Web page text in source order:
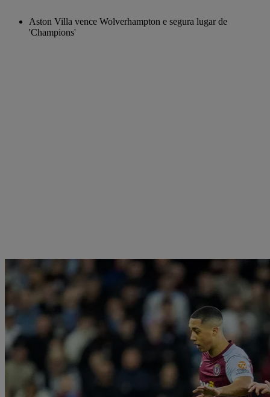
Aston Villa vence Wolverhampton e segura lugar de
'Champions'